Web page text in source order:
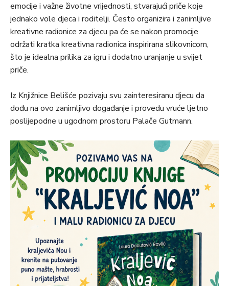
emocije i važne životne vrijednosti, stvarajući priče koje
jednako vole djeca i roditelji. Često organizira i zanimljive
kreativne radionice za djecu pa će se nakon promocije
održati kratka kreativna radionica inspirirana slikovnicom,
što je idealna prilika za igru i dodatno uranjanje u svijet
priče.
Iz Knjižnice Belišće pozivaju svu zainteresiranu djecu da
dođu na ovo zanimljivo događanje i provedu vruće ljetno
poslijepodne u ugodnom prostoru Palače Gutmann.